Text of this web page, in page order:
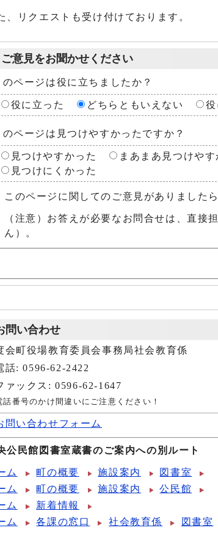
、リクエストも受け付けております。
ご意見をお聞かせください
のページは役に立ちましたか？
役に立った どちらともいえない
のページは見つけやすかったですか？
見つけやすかった まあまあ見つけやす
見つけにくかった
このページに関してのご意見がありました
（注意）お答えが必要なお問合せは、直接
ん）。
問い合わせ
会町役場教育委員会事務局社会教育係
話: 0596-62-2422
ァックス: 0596-62-1647
話番号のかけ間違いにご注意ください！
問い合わせフォーム
公民館図書室蔵書のご案内への別ルート
ム 町の概要 施設案内
図書室
ム
町の概要 施設案内
公民館
ム
新着情報
ム
各課の窓口 社会教育係 図書室